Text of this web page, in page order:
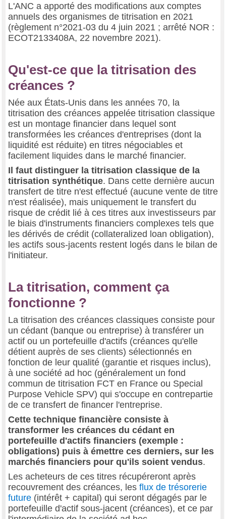
L'ANC a apporté des modifications aux comptes
annuels des organismes de titrisation en 2021
(règlement n°2021-03 du 4 juin 2021 ; arrêté NOR :
ECOT2133408A, 22 novembre 2021).
Qu'est-ce que la titrisation des
créances ?
Née aux États-Unis dans les années 70, la
titrisation des créances appelée titrisation classique
est un montage financier dans lequel sont
transformées les créances d'entreprises (dont la
liquidité est réduite) en titres négociables et
facilement liquides dans le marché financier.
Il faut distinguer la titrisation classique de la
titrisation synthétique. Dans cette dernière aucun
transfert de titre n'est effectué (aucune vente de titre
n'est réalisée), mais uniquement le transfert du
risque de crédit lié à ces titres aux investisseurs par
le biais d'instruments financiers complexes tels que
les dérivés de crédit (collateralized loan obligation),
les actifs sous-jacents restent logés dans le bilan de
l'initiateur.
La titrisation, comment ça
fonctionne ?
La titrisation des créances classiques consiste pour
un cédant (banque ou entreprise) à transférer un
actif ou un portefeuille d'actifs (créances qu'elle
détient auprès de ses clients) sélectionnés en
fonction de leur qualité (garantie et risques inclus),
à une société ad hoc (généralement un fond
commun de titrisation FCT en France ou Special
Purpose Vehicle SPV) qui s'occupe en contrepartie
de ce transfert de financer l'entreprise.
Cette technique financière consiste à
transformer les créances du cédant en
portefeuille d'actifs financiers (exemple :
obligations) puis à émettre ces derniers, sur les
marchés financiers pour qu'ils soient vendus.
Les acheteurs de ces titres récupéreront après
recouvrement des créances, les flux de trésorerie
future (intérêt + capital) qui seront dégagés par le
portefeuille d'actif sous-jacent (créances), et ce par